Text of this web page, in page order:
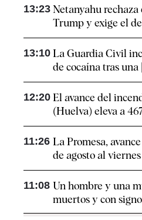
13:23 Netanyahu
Trump y exige el
13:10 La Guardia Civil
de cocaína tras una
12:20 El avance del
(Huelva) eleva a
11:26 La Promesa,
de agosto al viernes
11:08 Un hombre y una
muertos y con